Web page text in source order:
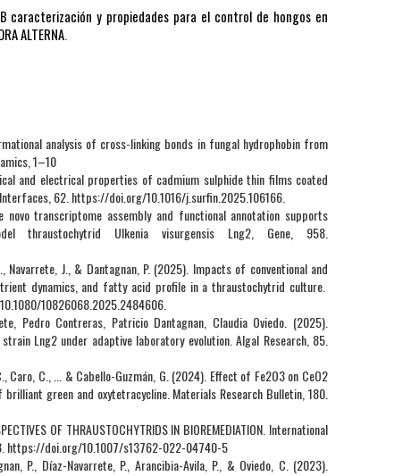
caracterización y propiedades para el control de hongos en
ALTERNA
analysis of cross-linking bonds in fungal hydrophobin from
1–10
and electrical properties of cadmium sulphide thin films coated
62. https://doi.org/10.1016/j.surfin.2025.106166.
novo transcriptome assembly and functional annotation supports
thraustochytrid Ulkenia visurgensis Lng2, Gene, 958.
Navarrete, J., & Dantagnan, P. (2025). Impacts of conventional and
dynamics, and fatty acid profile in a thraustochytrid culture.
10826068.2025.2484606.
Pedro Contreras, Patricio Dantagnan, Claudia Oviedo. (2025).
Lng2 under adaptive laboratory evolution. Algal Research, 85.
Caro, C., ... & Cabello-Guzmán, G. (2024). Effect of Fe2O3 on CeO2
green and oxytetracycline. Materials Research Bulletin, 180.
OF THRAUSTOCHYTRIDS IN BIOREMEDIATION. International
https://doi.org/10.1007/s13762-022-04740-5
P., Díaz-Navarrete, P., Arancibia-Avila, P., & Oviedo, C. (2023).